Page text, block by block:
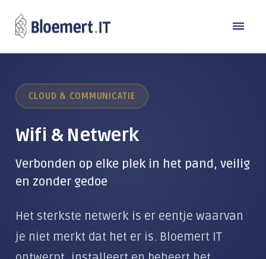
DE MODERNE WERKPLEK
Laptops en computers
Microsoft 365
Microsoft Teams
Branches
Bouw
Transport
Industrie
Detailhandel
Publieke sector
Referenties
Over Bloemert IT
TeamViewer
CLOUD & COMMUNICATIE
Wifi & Netwerk
Verbonden op elke plek in het pand, veilig
en zonder gedoe
Het sterkste netwerk is er eentje waarvan
je niet merkt dat het er is. Bloemert IT